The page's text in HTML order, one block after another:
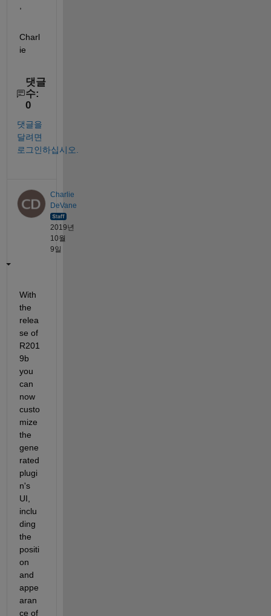
,
Charl
ie
댓글
수:
0
댓글을
달려면
로그인하십시오.
Charlie
DeVane
2019년
10월
9일
With
the
relea
se of
R201
9b
you
can
now
custo
mize
the
gene
rated
plugi
n's
UI,
inclu
ding
the
positi
on
and
appe
aran
ce of